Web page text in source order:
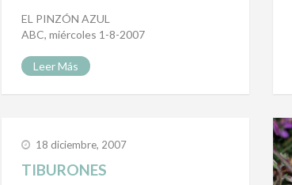
EL PINZÓN AZUL
ABC, miércoles 1-8-2007
Leer Más
18 diciembre, 2007
TIBURONES